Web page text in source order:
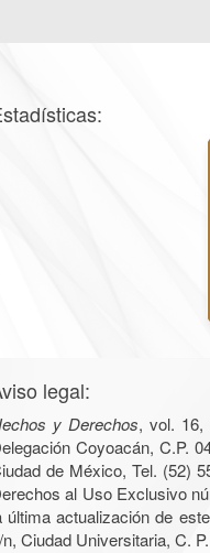
legal:
y Derechos, vol. 16,
Coyoacán, C.P.
de México, Tel. (52)
al Uso Exclusivo
última actualización de
Ciudad Universitaria, C.